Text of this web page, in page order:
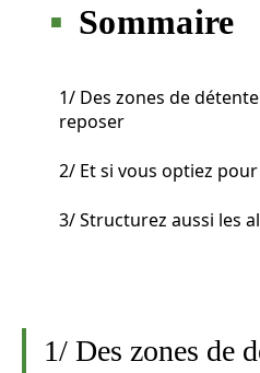
Sommaire
1/ Des zones de
reposer
2/ Et si vous optiez
3/ Structurez aussi les
1/ Des zones de